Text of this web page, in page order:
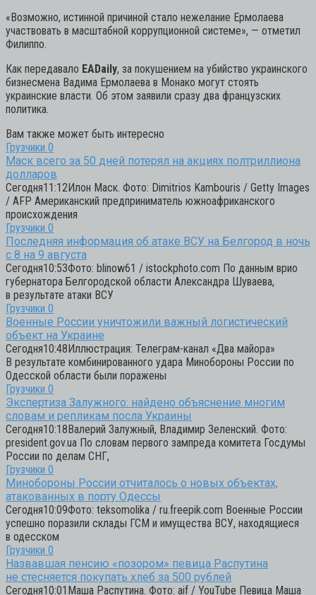
«Возможно, истинной причиной стало нежелание Ермолаева
участвовать в масштабной коррупционной системе», — отметил
Филиппо.
Как передавало EADaily, за покушением на убийство украинского
бизнесмена Вадима Ермолаева в Монако могут стоять
украинские власти. Об этом заявили сразу два французских
политика.
Вам также может быть интересно
Грузчики 0
Маск всего за 50 дней потерял на акциях полтриллиона
долларов
Сегодня11:12Илон Маск. Фото: Dimitrios Kambouris / Getty Images
/ AFP Американский предприниматель южноафриканского
происхождения
Грузчики 0
Последняя информация об атаке ВСУ на Белгород в ночь
с 8 на 9 августа
Сегодня10:53Фото: blinow61 / istockphoto.com По данным врио
губернатора Белгородской области Александра Шуваева,
в результате атаки ВСУ
Грузчики 0
Военные России уничтожили важный логистический
объект на Украине
Сегодня10:48Иллюстрация: Телеграм-канал «Два майора»
В результате комбинированного удара Минобороны России по
Одесской области были поражены
Грузчики 0
Экспертиза Залужного: найдено объяснение многим
словам и репликам посла Украины
Сегодня10:18Валерий Залужный, Владимир Зеленский. Фото:
president.gov.ua По словам первого зампреда комитета Госдумы
России по делам СНГ,
Грузчики 0
Минобороны России отчиталось о новых объектах,
атакованных в порту Одессы
Сегодня10:09Фото: teksomolika / ru.freepik.com Военные России
успешно поразили склады ГСМ и имущества ВСУ, находящиеся
в одесском
Грузчики 0
Назвавшая пенсию «позором» певица Распутина
не стесняется покупать хлеб за 500 рублей
Сегодня10:01Маша Распутина. Фото: aif / YouTube Певица Маша